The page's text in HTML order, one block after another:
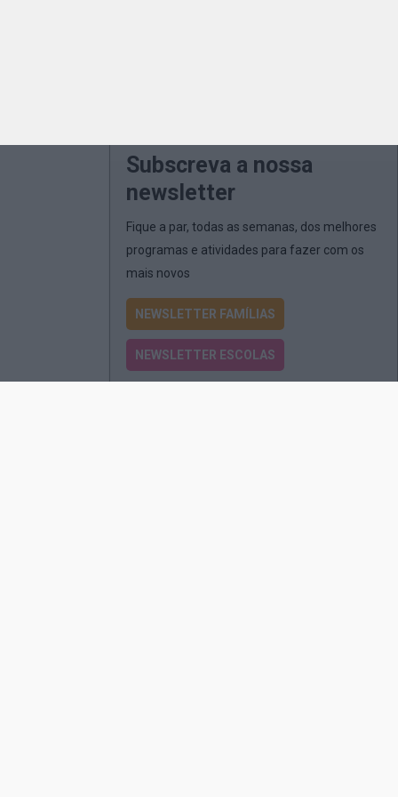
Subscreva a nossa
newsletter
Fique a par, todas as semanas, dos melhores
programas e atividades para fazer com os
mais novos
NEWSLETTER FAMÍLIAS
NEWSLETTER ESCOLAS